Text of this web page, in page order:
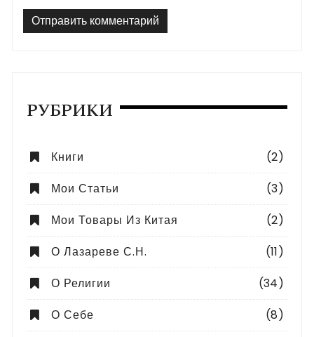
РУБРИКИ
Книги
(2)
Мои Статьи
(3)
Мои Товары Из Китая
(2)
О Лазареве С.Н.
(11)
О Религии
(34)
О Себе
(8)